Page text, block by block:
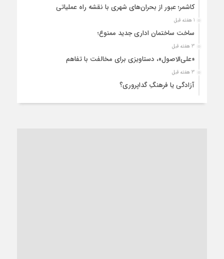
کاشمر؛ عبور از بحران‌های شهری با نقشه راه عملیاتی
1 هفته قبل
ساخت ساختمان اداری جدید ممنوع؛
3 هفته قبل
«علی‌الاصول»، دستاویزی برای مخالفت با تفاهم
3 هفته قبل
آزادگی یا فرهنگِ گداپروری؟